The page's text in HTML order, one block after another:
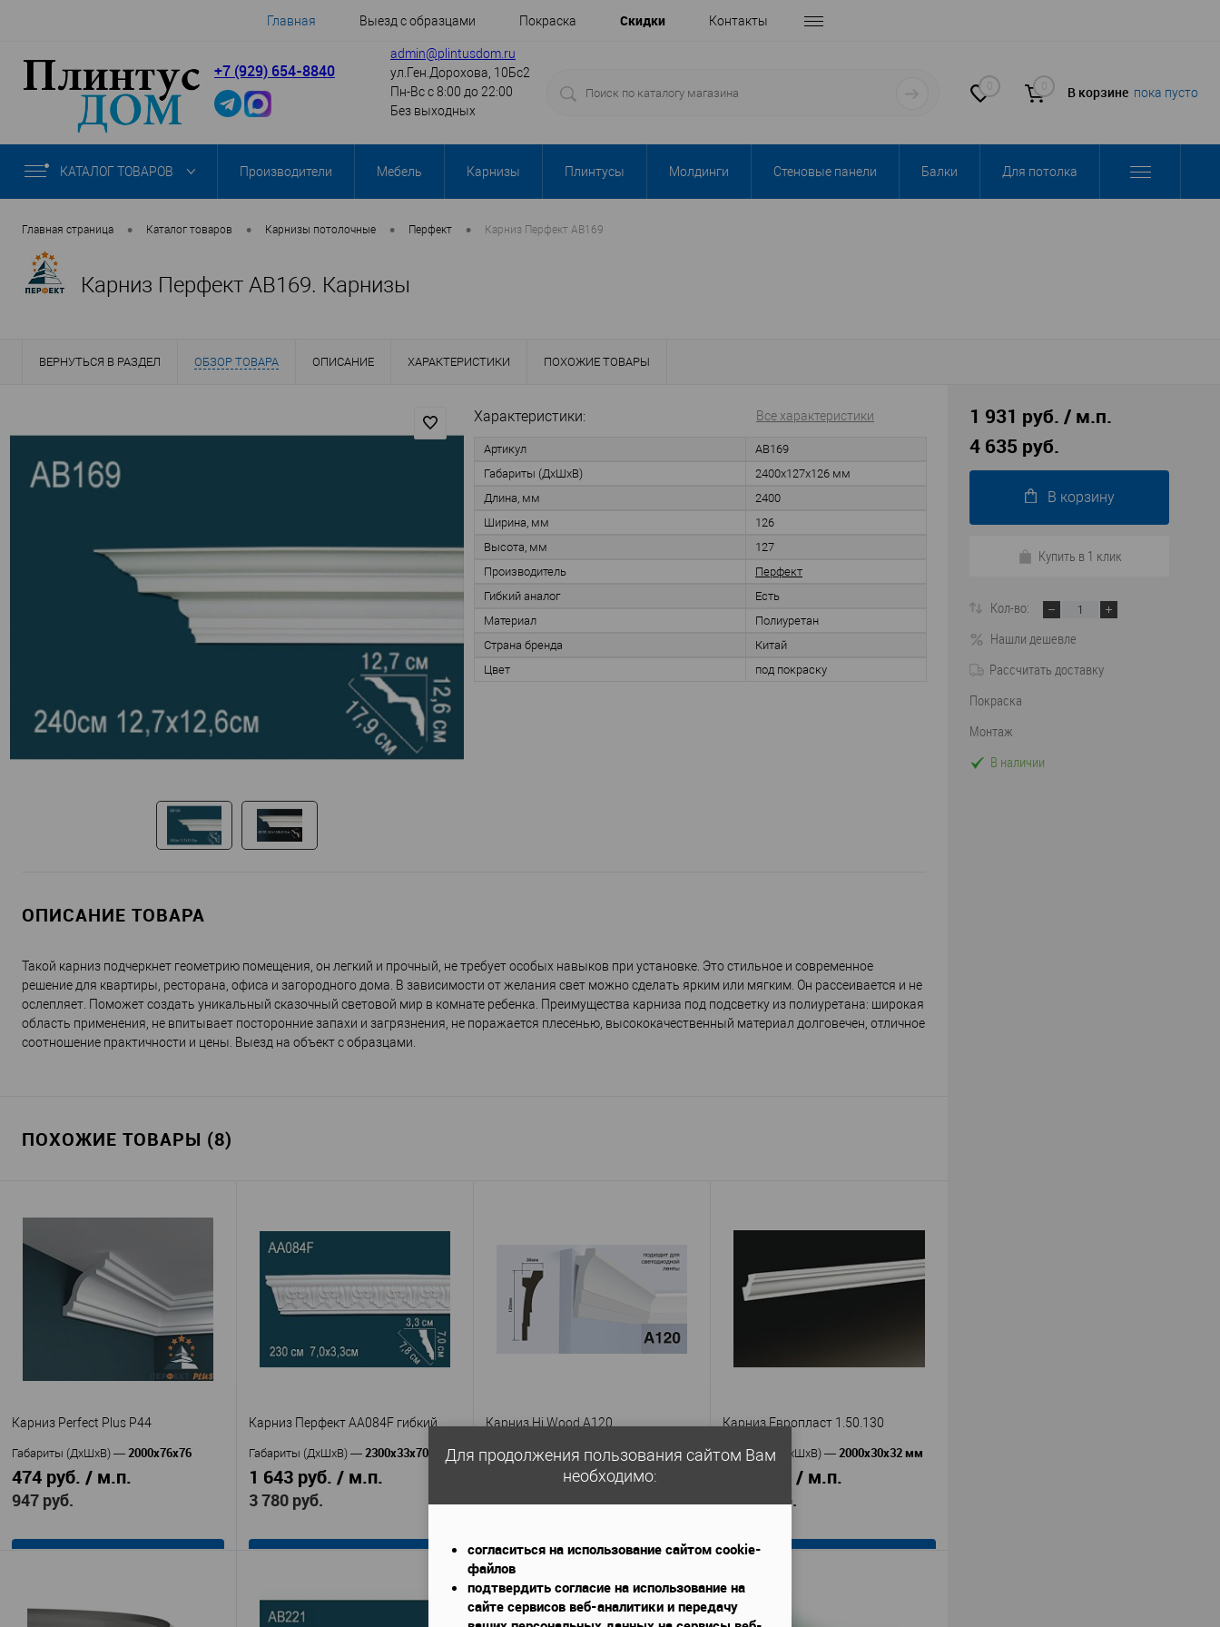
Главная Выезд с образцами Покраска Cкидки Контакты
+7 (929) 654-8840
admin@plintusdom.ru
ул.Ген.Дорохова, 10Бс2
Пн-Вс с 8:00 до 22:00
Без выходных
0 0 В корзине пока пусто
КАТАЛОГ ТОВАРОВ Производители Мебель Карнизы Плинтусы Молдинги Стеновые панели Балки Для потолка
Главная страница • Каталог товаров • Карнизы потолочные • Перфект • Карниз Перфект AB169
Карниз Перфект AB169. Карнизы
ВЕРНУТЬСЯ В РАЗДЕЛ ОБЗОР ТОВАРА ОПИСАНИЕ ХАРАКТЕРИСТИКИ ПОХОЖИЕ ТОВАРЫ
Характеристики: Все характеристики
Артикул
AB169
Габариты (ДхШхВ)
2400х127х126 мм
Длина, мм
2400
Ширина, мм
126
Высота, мм
127
Производитель
Перфект
Гибкий аналог
Есть
Материал
Полиуретан
Страна бренда
Китай
Цвет
под покраску
ОПИСАНИЕ ТОВАРА
Такой карниз подчеркнет геометрию помещения, он легкий и прочный, не требует особых навыков при установке. Это стильное и современное
решение для квартиры, ресторана, офиса и загородного дома. В зависимости от желания свет можно сделать ярким или мягким. Он рассеивается и не
ослепляет. Поможет создать уникальный сказочный световой мир в комнате ребенка. Преимущества карниза под подсветку из полиуретана: широкая
область применения, не впитывает посторонние запахи и загрязнения, не поражается плесенью, высококачественный материал долговечен, отличное
соотношение практичности и цены. Выезд на объект с образцами.
ПОХОЖИЕ ТОВАРЫ (8)
Карниз Perfect Plus P44
Габариты (ДхШхВ) — 2000х76х76
474 руб. / м.п.
947 руб.
Производитель—Перфект Плюс
Карниз Перфект AA084F гибкий
Габариты (ДхШхВ) — 2300х33х70 мм
1 643 руб. / м.п.
3 780 руб.
Производитель
Карниз Hi Wood A120
Габариты (ДхШхВ) —2000x36x120 мм
1 250 руб. / м.п.
2 500 руб.
Производитель— HiWood
Карниз Европласт 1.50.130
Габариты (ДхШхВ) — 2000х30х32 мм
768 руб. / м.п.
1 536 руб.
Производитель
1 931 руб. / м.п.
4 635 руб.
В корзину
Купить в 1 клик
Кол-во:
Нашли дешевле
Рассчитать доставку
Покраска
Монтаж
В наличии
Для продолжения пользования сайтом Вам
необходимо:
согласиться на использование сайтом cookie-
файлов
подтвердить согласие на использование на
сайте сервисов веб-аналитики и передачу